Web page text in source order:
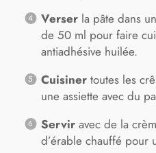
Verserla pâte dans
de 50 ml pour faire
antiadhésive huilée.
Cuisinertoutes les
une assiette avec du
Serviravec de la
d’érable chauffé pour